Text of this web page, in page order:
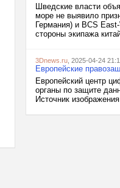
Шведские власти
море не выявило
Германия) и BCS
стороны экипажа
3Dnews.ru , 2025-04-24
Европейские
Европейский центр
органы по защите
Источник